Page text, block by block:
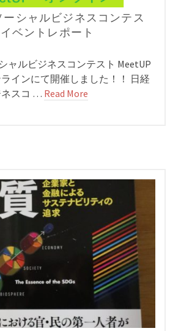
シャルビジネスコンテス
ベントレポート
ャルビジネスコンテスト MeetUP
インにて開催しました！！ 日経
ネスコ … Read More